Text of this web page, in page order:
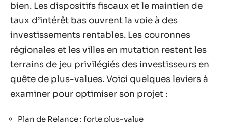
bien. Les dispositifs fiscaux et le maintien de
taux d’intérêt bas ouvrent la voie à des
investissements rentables. Les couronnes
régionales et les villes en mutation restent les
terrains de jeu privilégiés des investisseurs en
quête de plus-values. Voici quelques leviers à
examiner pour optimiser son projet :
Plan de Relance : forte plus-value